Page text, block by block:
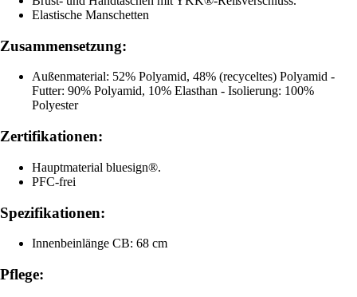
Elastische Manschetten
Zusammensetzung:
Außenmaterial: 52% Polyamid, 48% (recyceltes) Polyamid -
Futter: 90% Polyamid, 10% Elasthan - Isolierung: 100%
Polyester
Zertifikationen:
Hauptmaterial bluesign®.
PFC-frei
Spezifikationen:
Innenbeinlänge CB: 68 cm
Pflege: